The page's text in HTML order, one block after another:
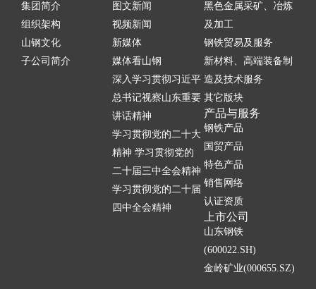
集团简介
组织架构
山钢文化
子公司简介
图文新闻
视频新闻
新媒体
媒体看山钢
深入学习贯彻习近平
总书记视察山东重要
讲话精神
学习贯彻党的二十大
精神 学习贯彻党的
二十届三中全会精神
学习贯彻党的二十届
四中全会精神
黑色金属采矿、冶炼
及加工
钢铁贸易及服务
新材料、高端装备制
造及技术服务
其它版块
产品与服务
钢铁产品
国贸产品
特色产品
销售网络
认证资质
上市公司
山东钢铁
(600022.SH)
金岭矿业(000655.SZ)